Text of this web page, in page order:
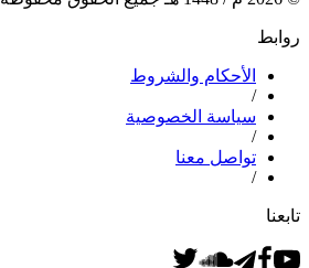
روابط
الأحكام والشروط
/
سياسة الخصوصية
/
تواصل معنا
/
تابعنا